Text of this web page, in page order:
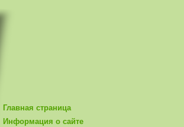
Главная страница
Информация о сайте